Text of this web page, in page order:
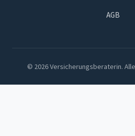
AGB
© 2026 Versicherungsberaterin.